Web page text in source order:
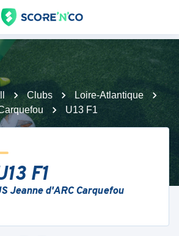
Clubs
Loire-Atlantique
U13 F1
F1
Jeanne d'ARC Carquefou